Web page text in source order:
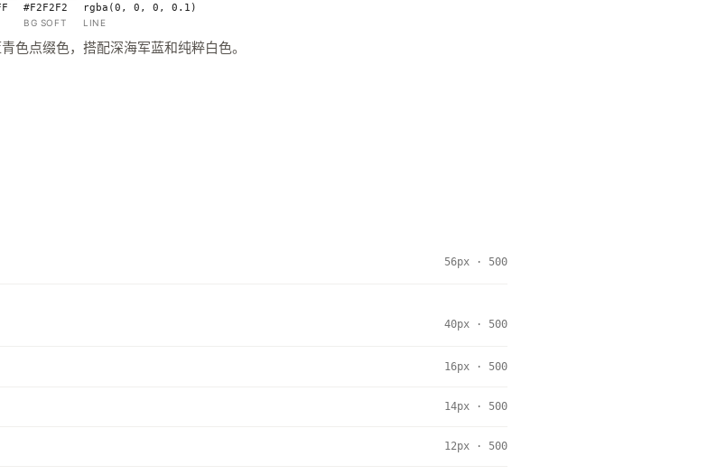
#F2F2F2
BG SOFT
rgba(0, 0, 0, 0.1)
LINE
色点缀色，搭配深海军蓝和纯粹白色。
56px · 500
40px · 500
16px · 500
14px · 500
12px · 500